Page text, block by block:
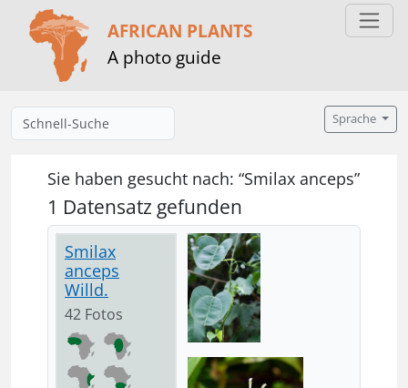
AFRICAN PLANTS
A photo guide
Sprache
Sie haben gesucht nach: “Smilax anceps”
1 Datensatz gefunden
Smilax
anceps
Willd.
42 Fotos